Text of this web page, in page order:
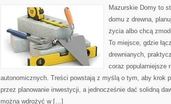
Mazurskie Domy to
domu z drewna,
życia albo chcą
To miejsce, gdzie
drewnianych,
coraz popularniejsze
autonomicznych. Treści powstają z myślą o tym, aby krok
przez planowanie inwestycji, a jednocześnie dać solidną
można wdrożyć w […]